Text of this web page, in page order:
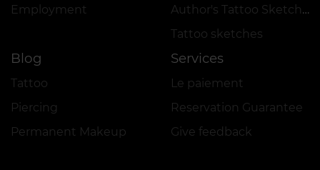
Employment
Author's Tattoo Sketches
Tattoo sketches
Blog
Tattoo
Piercing
Permanent Makeup
Services
Le paiement
Reservation Guarantee
Give feedback